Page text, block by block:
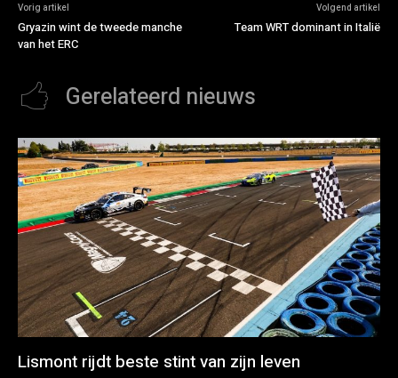
Vorig artikel
Gryazin wint de tweede manche
van het ERC
Volgend artikel
Team WRT dominant in Italië
Gerelateerd nieuws
Lismont rijdt beste stint van zijn leven